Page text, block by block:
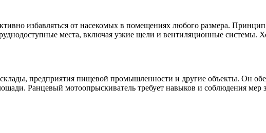
избавляться от насекомых в помещениях любого размера.
места, включая узкие щели и вентиляционные системы.
предприятия пищевой промышленности и другие объекты. Он
Ранцевый мотоопрыскиватель требует навыков и соблюдения